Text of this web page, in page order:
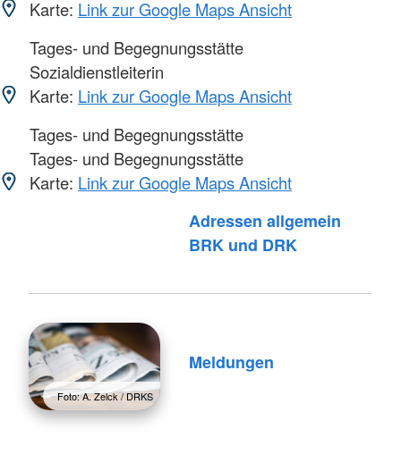
Karte: Link zur Google Maps Ansicht
Tages- und Begegnungsstätte
Sozialdienstleiterin
Karte: Link zur Google Maps Ansicht
Tages- und Begegnungsstätte
Tages- und Begegnungsstätte
Karte: Link zur Google Maps Ansicht
Adressen allgemein
BRK und DRK
Foto: A. Zelck / DRKS
Meldungen